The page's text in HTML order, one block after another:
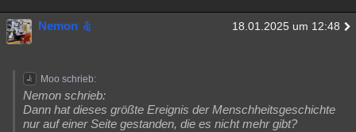
Nemon 18.01.2025 um 12:48
Moo schrieb:
Nemon schrieb:
Dann hat dieses größte Ereignis der Menschheitsgeschichte
nur auf einer Seite gestanden, die es nicht mehr gibt?